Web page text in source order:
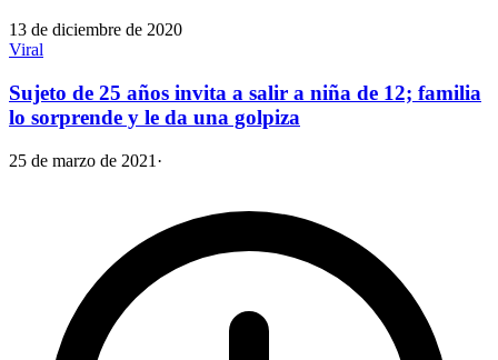
13 de diciembre de 2020
Viral
Sujeto de 25 años invita a salir a niña de 12; familia
lo sorprende y le da una golpiza
25 de marzo de 2021 ·